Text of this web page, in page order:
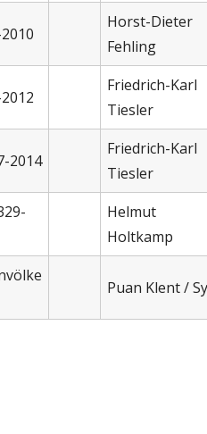
Horst-Dieter
Fehling
Friedrich-Karl
Tiesler
2014
Friedrich-Karl
Tiesler
Helmut
Holtkamp
Puan Klent /